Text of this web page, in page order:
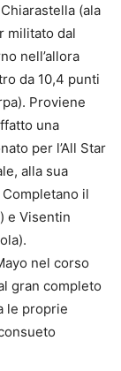
(ala
militato dal
nell’allora
da 10,4 punti
Proviene
una
per l’All Star
alla sua
il
e Visentin
nel corso
gran completo
le proprie